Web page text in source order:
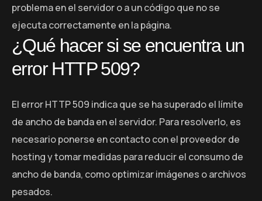
problema en el servidor o a un código que no se
ejecuta correctamente en la página.
¿Qué hacer si se encuentra un
error HTTP 509?
El error HTTP 509 indica que se ha superado el límite
de ancho de banda en el servidor. Para resolverlo, es
necesario ponerse en contacto con el proveedor de
hosting y tomar medidas para reducir el consumo de
ancho de banda, como optimizar imágenes o archivos
pesados.